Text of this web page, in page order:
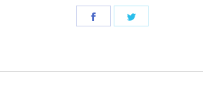
Share